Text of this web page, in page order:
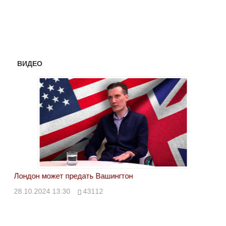
ВИДЕО
Лондон может предать Вашингтон
28.10.2024 13:30 43112